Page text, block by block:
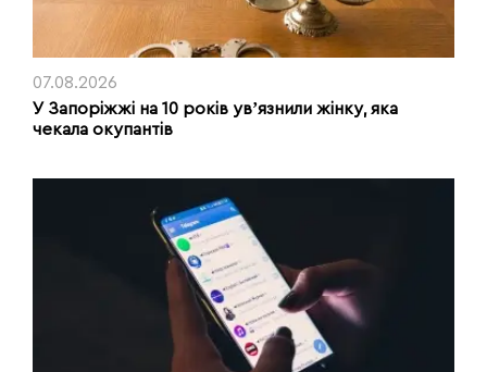
07.08.2026
У Запоріжжі на 10 років увʼязнили жінку, яка
чекала окупантів